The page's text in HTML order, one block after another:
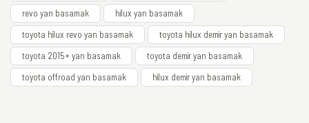
revo yan basamak
hilux yan basamak
toyota hilux revo yan basamak
toyota hilux demir yan basamak
toyota 2015+ yan basamak
toyota demir yan basamak
toyota offroad yan basamak
hilux demir yan basamak